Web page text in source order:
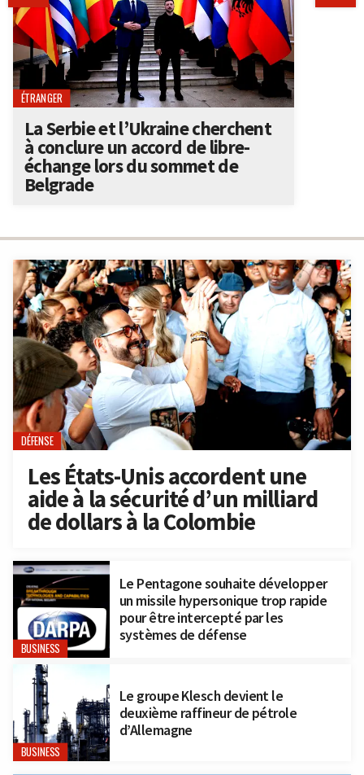
DÉFENSE
Les États-Unis accordent une
aide à la sécurité d’un milliard
de dollars à la Colombie
BUSINESS
Le Pentagone souhaite développer
un missile hypersonique trop rapide
pour être intercepté par les
systèmes de défense
BUSINESS
Le groupe Klesch devient le
deuxième raffineur de pétrole
d’Allemagne
ÉTRANGER
La Serbie et l’Ukraine cherchent
à conclure un accord de libre-
échange lors du sommet de
Belgrade